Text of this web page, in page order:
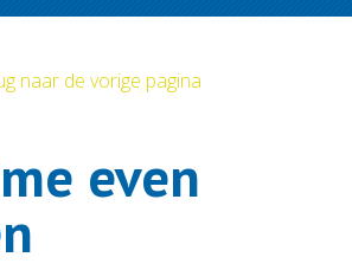
naar de vorige pagina
even